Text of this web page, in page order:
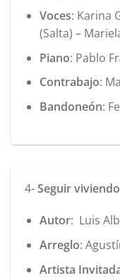
Voces: Karina
(Salta) –
Piano: Pablo
Contrabajo:
Bandoneón:
4-Seguir
Autor: Luis
Arreglo:
Artista